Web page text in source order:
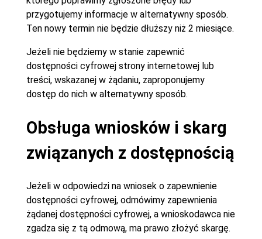
przygotujemy informacje w alternatywny sposób.
Ten nowy termin nie będzie dłuższy niż 2 miesiące.
Jeżeli nie będziemy w stanie zapewnić
dostępności cyfrowej strony internetowej lub
treści, wskazanej w żądaniu, zaproponujemy
dostęp do nich w alternatywny sposób.
Obsługa wniosków i skarg
związanych z dostępnością
Jeżeli w odpowiedzi na wniosek o zapewnienie
dostępności cyfrowej, odmówimy zapewnienia
żądanej dostępności cyfrowej, a wnioskodawca nie
zgadza się z tą odmową, ma prawo złożyć skargę.